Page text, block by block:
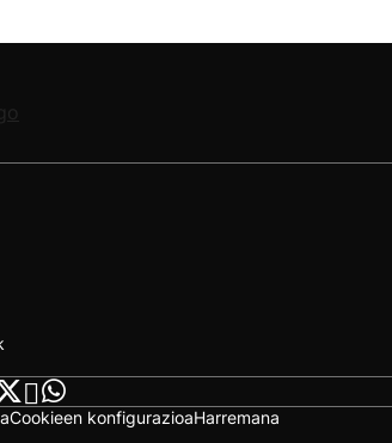
Cookieen konfigurazioaHarremana